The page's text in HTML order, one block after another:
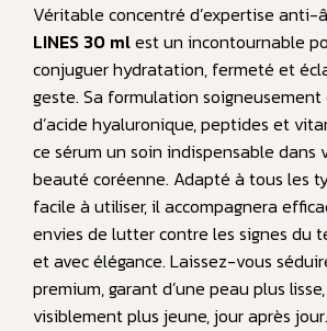
Véritable concentré d’expertise anti-
LINES 30 mlest un incontournable
conjuguer hydratation, fermeté et
geste. Sa formulation
d’acide hyaluronique, peptides et
ce sérum un soin indispensable dans
beauté coréenne. Adapté à tous les
facile à utiliser, il accompagnera
envies de lutter contre les signes du
et avec élégance. Laissez-vous
premium, garant d’une peau plus
visiblement plus jeune, jour après jour.